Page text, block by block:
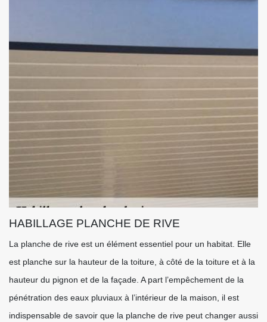
HABILLAGE PLANCHE DE RIVE
La planche de rive est un élément essentiel pour un habitat. Elle
est planche sur la hauteur de la toiture, à côté de la toiture et à la
hauteur du pignon et de la façade. A part l’empêchement de la
pénétration des eaux pluviaux à l’intérieur de la maison, il est
indispensable de savoir que la planche de rive peut changer aussi